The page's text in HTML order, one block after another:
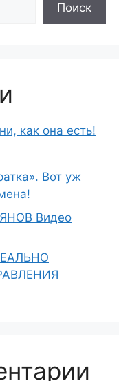
Поиск
как она есть!
Вот уж
Видео